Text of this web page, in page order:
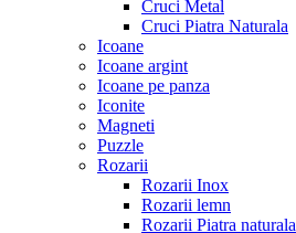
Cruci Metal
Cruci Piatra Naturala
Icoane
Icoane argint
Icoane pe panza
Iconite
Magneti
Puzzle
Rozarii
Rozarii Inox
Rozarii lemn
Rozarii Piatra naturala